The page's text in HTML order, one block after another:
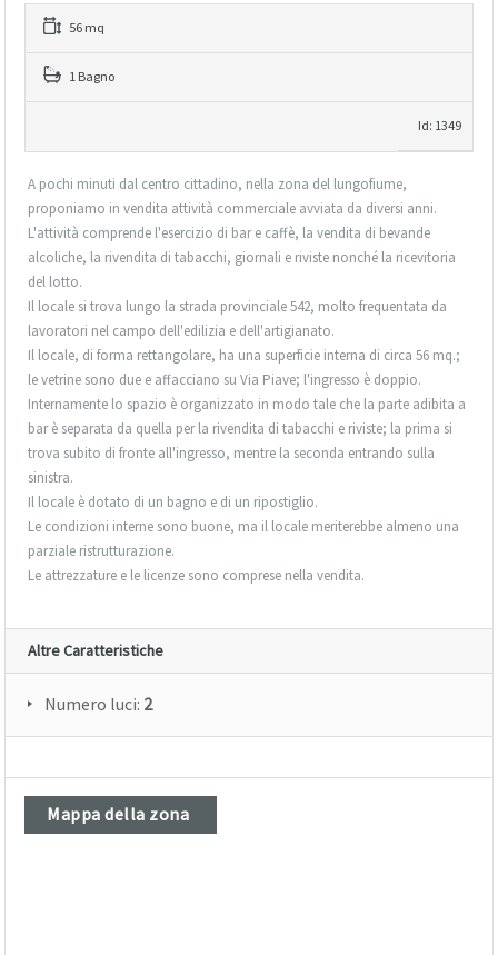
56 mq
1 Bagno
Id: 1349
A pochi minuti dal centro cittadino, nella zona del lungofiume,
proponiamo in vendita attività commerciale avviata da diversi anni.
L'attività comprende l'esercizio di bar e caffè, la vendita di bevande
alcoliche, la rivendita di tabacchi, giornali e riviste nonché la ricevitoria
del lotto.
Il locale si trova lungo la strada provinciale 542, molto frequentata da
lavoratori nel campo dell'edilizia e dell'artigianato.
Il locale, di forma rettangolare, ha una superficie interna di circa 56 mq.;
le vetrine sono due e affacciano su Via Piave; l'ingresso è doppio.
Internamente lo spazio è organizzato in modo tale che la parte adibita a
bar è separata da quella per la rivendita di tabacchi e riviste; la prima si
trova subito di fronte all'ingresso, mentre la seconda entrando sulla
sinistra.
Il locale è dotato di un bagno e di un ripostiglio.
Le condizioni interne sono buone, ma il locale meriterebbe almeno una
parziale ristrutturazione.
Le attrezzature e le licenze sono comprese nella vendita.
Altre Caratteristiche
Numero luci: 2
Mappa della zona